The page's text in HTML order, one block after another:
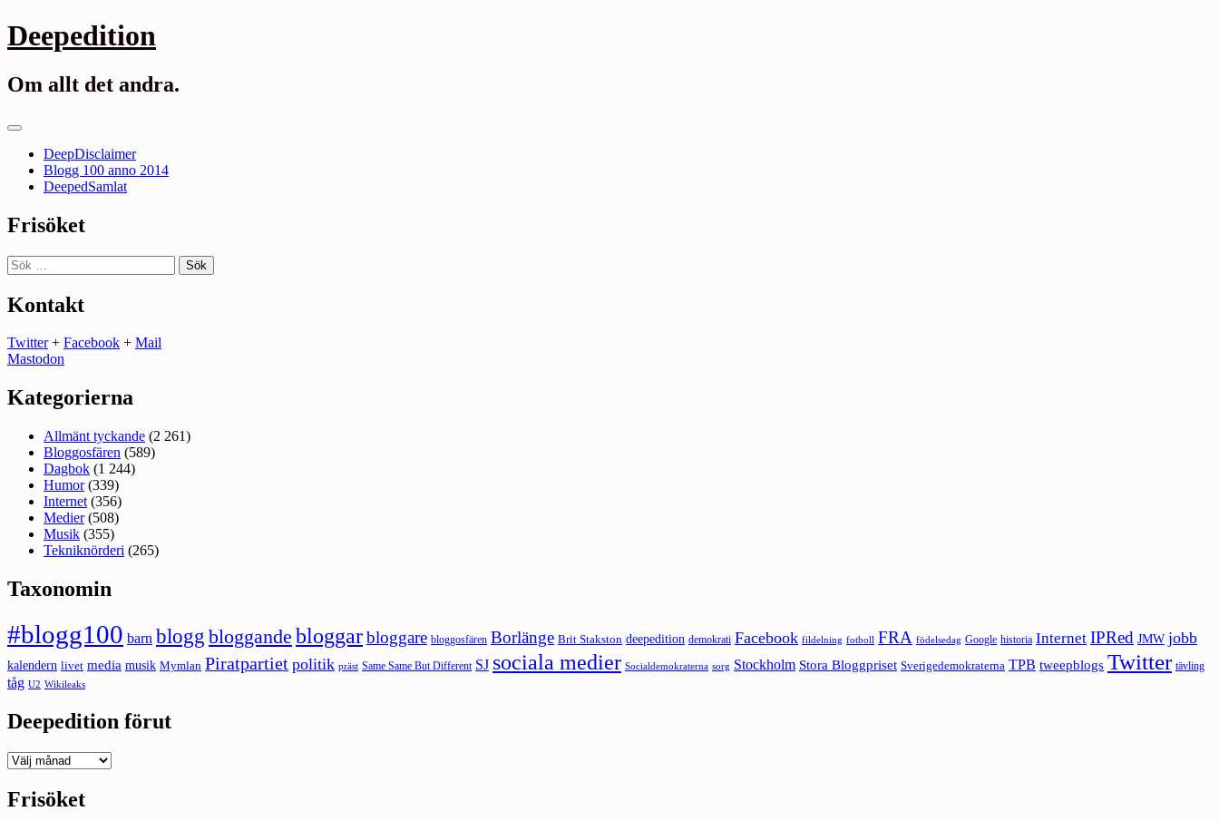
Gå
till
Deepedition
Om allt det andra.
Primär
DeepDisclaimer
Blogg 100 anno 2014
DeepedSamlat
Frisöket
Sök
efter:
Kontakt
Twitter+ Facebook + Mail
Mastodon
Kategorierna
Allmänt tyckande (2 261)
Bloggosfären (589)
Dagbok (1 244)
Humor(339)
Internet (356)
Medier(508)
Musik (355)
Tekniknörderi (265)
Taxonomin
#blogg100 barn blogg bloggande bloggarbloggare bloggosfären Borlänge Brit Stakston deepedition demokrati Facebook fildelning fotboll FRA födelsedag Google historia Internet IPRed JMW jobb
kalendern livet media musik Mymlan Piratpartiet politik präst Same Same But Different SJ sociala medier Socialdemokraterna sorg Stockholm Stora Bloggpriset Sverigedemokraterna TPB tweepblogs Twitter tävling
tåg U2 Wikileaks
Deepedition förut
Deepedition
Frisöket